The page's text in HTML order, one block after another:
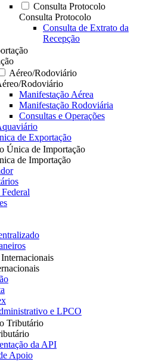
Consulta Protocolo
Consulta Protocolo
Consulta de Extrato da
Recepção
Aéreo/Rodoviário
Rodoviário
Manifestação Aérea
Manifestação Rodoviária
Consultas e Operações
de Exportação
Única de Importação
de Importação
Internacionais
e LPCO
Tributário
da API
Apoio